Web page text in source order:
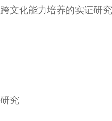
文化能力培养的实证研究
究